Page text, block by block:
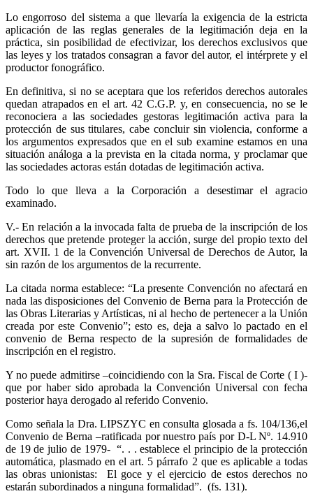
Lo engorroso del sistema a que llevaría la exigencia de la estricta
aplicación de las reglas generales de la legitimación deja en la
práctica, sin posibilidad de efectivizar, los derechos exclusivos que
las leyes y los tratados consagran a favor del autor, el intérprete y el
productor fonográfico.
En definitiva, si no se aceptara que los referidos derechos autorales
quedan atrapados en el art. 42 C.G.P. y, en consecuencia, no se le
reconociera a las sociedades gestoras legitimación activa para la
protección de sus titulares, cabe concluir sin violencia, conforme a
los argumentos expresados que en el sub examine estamos en una
situación análoga a la prevista en la citada norma, y proclamar que
las sociedades actoras están dotadas de legitimación activa.
Todo lo que lleva a la Corporación a desestimar el agracio
examinado.
V.- En relación a la invocada falta de prueba de la inscripción de los
derechos que pretende proteger la acción, surge del propio texto del
art. XVII. 1 de la Convención Universal de Derechos de Autor, la
sin razón de los argumentos de la recurrente.
La citada norma establece: “La presente Convención no afectará en
nada las disposiciones del Convenio de Berna para la Protección de
las Obras Literarias y Artísticas, ni al hecho de pertenecer a la Unión
creada por este Convenio”; esto es, deja a salvo lo pactado en el
convenio de Berna respecto de la supresión de formalidades de
inscripción en el registro.
Y no puede admitirse –coincidiendo con la Sra. Fiscal de Corte ( I )-
que por haber sido aprobada la Convención Universal con fecha
posterior haya derogado al referido Convenio.
Como señala la Dra. LIPSZYC en consulta glosada a fs. 104/136,el
Convenio de Berna –ratificada por nuestro país por D-L Nº. 14.910
de 19 de julio de 1979- “. . . establece el principio de la protección
automática, plasmado en el art. 5 párrafo 2 que es aplicable a todas
las obras unionistas: El goce y el ejercicio de estos derechos no
estarán subordinados a ninguna formalidad”. (fs. 131).